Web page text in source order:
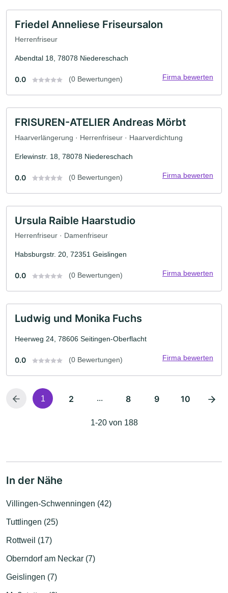
Friedel Anneliese Friseursalon
Herrenfriseur
Abendtal 18, 78078 Niedereschach
0.0 (0 Bewertungen) Firma bewerten
FRISUREN-ATELIER Andreas Mörbt
Haarverlängerung · Herrenfriseur · Haarverdichtung
Erlewinstr. 18, 78078 Niedereschach
0.0 (0 Bewertungen) Firma bewerten
Ursula Raible Haarstudio
Herrenfriseur · Damenfriseur
Habsburgstr. 20, 72351 Geislingen
0.0 (0 Bewertungen) Firma bewerten
Ludwig und Monika Fuchs
Heerweg 24, 78606 Seitingen-Oberflacht
0.0 (0 Bewertungen) Firma bewerten
1 2 ... 8 9 10
1-20 von 188
In der Nähe
Villingen-Schwenningen (42)
Tuttlingen (25)
Rottweil (17)
Oberndorf am Neckar (7)
Geislingen (7)